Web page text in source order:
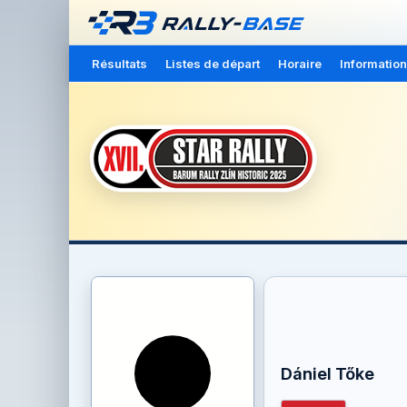
Résultats Listes de départ Horaire Information
Dániel Tőke